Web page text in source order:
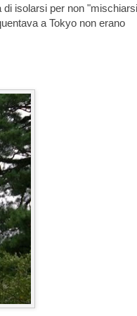
di isolarsi per non
a Tokyo non erano